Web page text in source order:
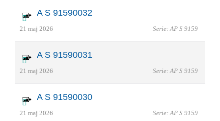
A S 91590032
21 maj 2026 Serie: AP S 9159
A S 91590031
21 maj 2026 Serie: AP S 9159
A S 91590030
21 maj 2026 Serie: AP S 9159